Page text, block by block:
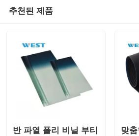
추천된 제품
반 파열 폴리 비닐 부티
맞